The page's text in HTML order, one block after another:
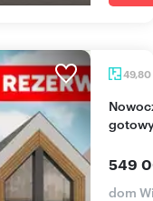
49,80
Nowoczesny dom nad Bałtykiem, 150 m od plaży,
549
dom